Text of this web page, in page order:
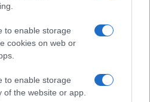
to enable storage
cookies on web or
to enable storage
of the website or app.